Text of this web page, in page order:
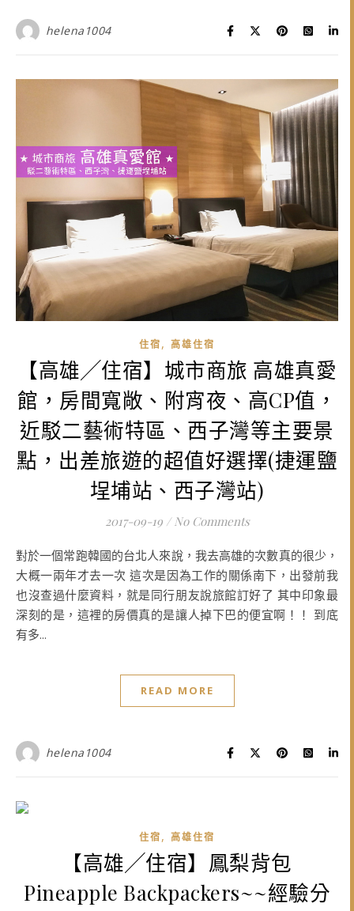
helena1004
住宿, 高雄住宿
【高雄╱住宿】城市商旅 高雄真愛
館，房間寬敞、附宵夜、高CP值，
近駁二藝術特區、西子灣等主要景
點，出差旅遊的超值好選擇(捷運鹽
埕埔站、西子灣站)
2017-09-19 / No Comments
對於一個常跑韓國的台北人來說，我去高雄的次數真的很少，
大概一兩年才去一次 這次是因為工作的關係南下，出發前我
也沒查過什麼資料，就是同行朋友說旅館訂好了 其中印象最
深刻的是，這裡的房價真的是讓人掉下巴的便宜啊！！ 到底
有多...
READ MORE
helena1004
住宿, 高雄住宿
【高雄╱住宿】鳳梨背包
Pineapple Backpackers~~經驗分